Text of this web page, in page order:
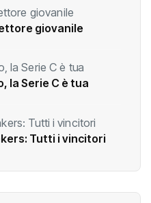
giovanile
la Serie C è tua
Tutti i vincitori